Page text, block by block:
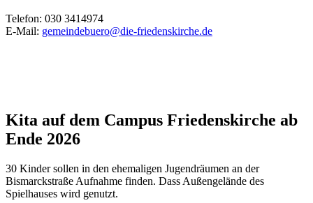
Telefon: 030 3414974
E-Mail: gemeindebuero@die-friedenskirche.de
Kita auf dem Campus Friedenskirche ab
Ende 2026
30 Kinder sollen in den ehemaligen Jugendräumen an der
Bismarckstraße Aufnahme finden. Dass Außengelände des
Spielhauses wird genutzt.